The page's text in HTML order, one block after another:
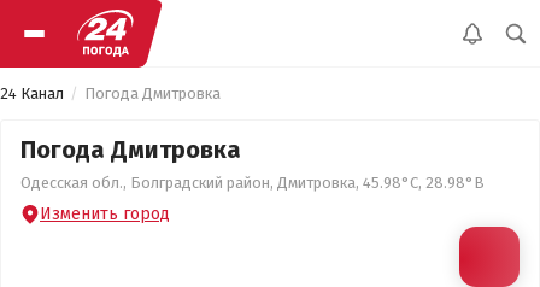
24 Канал Погода Дмитровка
Погода Дмитровка
Одесская обл., Болградский район, Дмитровка, 45.98°С, 28.98°В
Изменить город